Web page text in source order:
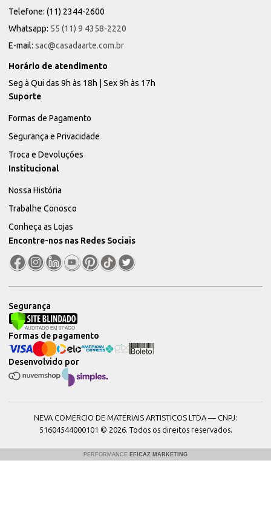
Telefone: (11) 2344-2600
Whatsapp: 55 (11) 9 4358-2220
E-mail: sac@casadaarte.com.br
Horário de atendimento
Seg à Qui das 9h às 18h | Sex 9h às 17h
Suporte
Formas de Pagamento
Segurança e Privacidade
Troca e Devoluções
Institucional
Nossa História
Trabalhe Conosco
Conheça as Lojas
Encontre-nos nas Redes Sociais
Segurança
Desenvolvido por
Formas de pagamento
NEVA COMERCIO DE MATERIAIS ARTISTICOS LTDA — CNPJ:
51604544000101 © 2026. Todos os direitos reservados.